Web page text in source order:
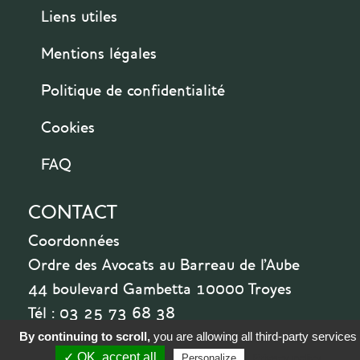
Liens utiles
Mentions légales
Politique de confidentialité
Cookies
FAQ
CONTACT
Coordonnées
Ordre des Avocats au Barreau de l'Aube
44 boulevard Gambetta 10000 Troyes
Tél : 03 25 73 68 38
By continuing to scroll, you are allowing all third-party services
✓ OK, accept all